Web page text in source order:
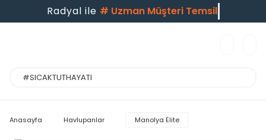
Radyal ile#Uzman Müşteri Temsilci
Anasayfa Havlupanlar Manolya Elite